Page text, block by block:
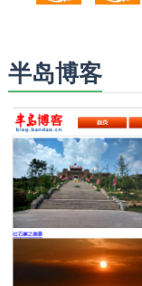
半岛博客